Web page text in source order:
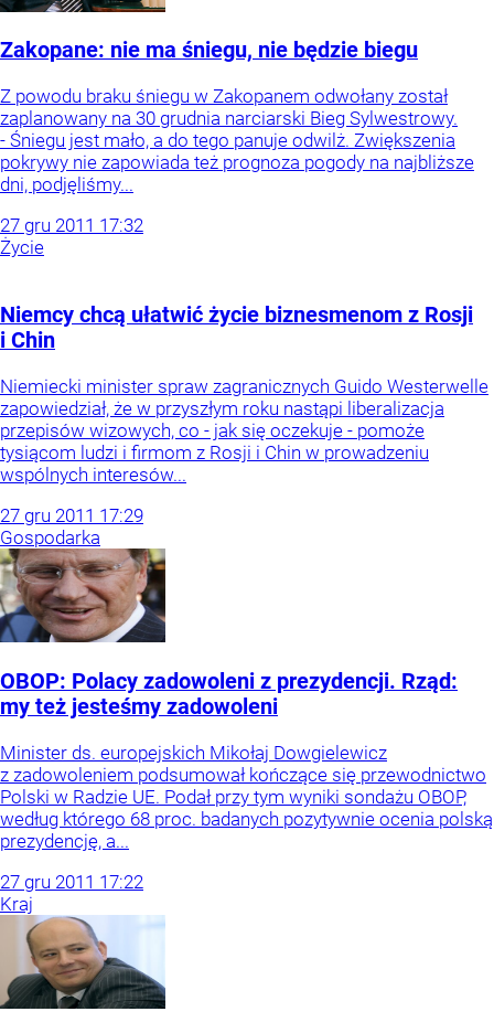
Zakopane: nie ma śniegu, nie będzie biegu
Z powodu braku śniegu w Zakopanem odwołany został
zaplanowany na 30 grudnia narciarski Bieg Sylwestrowy.
- Śniegu jest mało, a do tego panuje odwilż. Zwiększenia
pokrywy nie zapowiada też prognoza pogody na najbliższe
dni, podjęliśmy...
27 gru 2011 17:32
Życie
Niemcy chcą ułatwić życie biznesmenom z Rosji
i Chin
Niemiecki minister spraw zagranicznych Guido Westerwelle
zapowiedział, że w przyszłym roku nastąpi liberalizacja
przepisów wizowych, co - jak się oczekuje - pomoże
tysiącom ludzi i firmom z Rosji i Chin w prowadzeniu
wspólnych interesów...
27 gru 2011 17:29
Gospodarka
OBOP: Polacy zadowoleni z prezydencji. Rząd:
my też jesteśmy zadowoleni
Minister ds. europejskich Mikołaj Dowgielewicz
z zadowoleniem podsumował kończące się przewodnictwo
Polski w Radzie UE. Podał przy tym wyniki sondażu OBOP,
według którego 68 proc. badanych pozytywnie ocenia polską
prezydencję, a...
27 gru 2011 17:22
Kraj